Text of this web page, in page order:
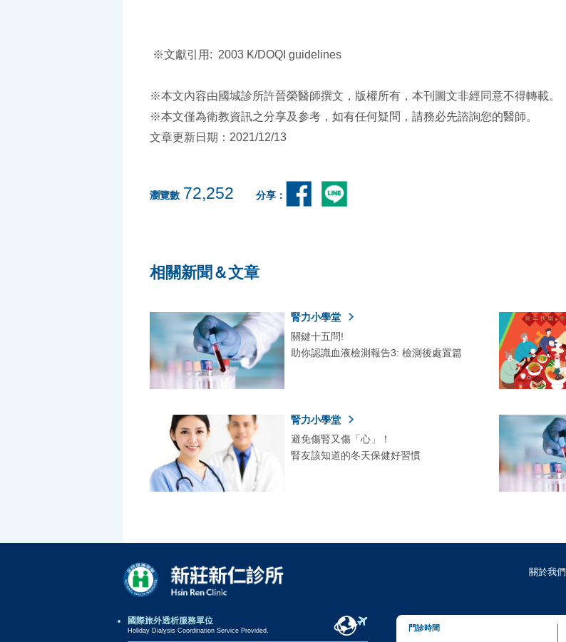
※文獻引用: 2003 K/DOQI guidelines
※本文內容由國城診所許晉榮醫師撰文，版權所有，本刊圖文非經同意不得轉載。
※本文僅為衛教資訊之分享及参考，如有任何疑問，請務必先諮詢您的醫師。
文章更新日期：2021/12/13
瀏覽數 72,252 分享：
相關新聞＆文章
腎力小學堂
關鍵十五問!
助你認識血液檢測報告3: 檢測後處置篇
腎力小學堂
避免傷腎又傷「心」！
腎友該知道的冬天保健好習慣
關於我們
國際旅外透析服務單位
Holiday Dialysis Coordination Service Provided. 門診時間